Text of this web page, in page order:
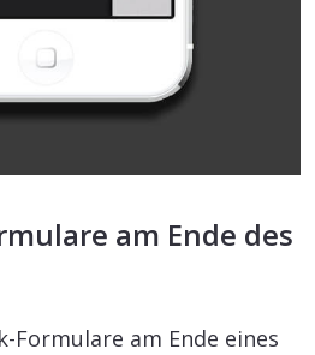
am Ende des
Formulare am Ende eines